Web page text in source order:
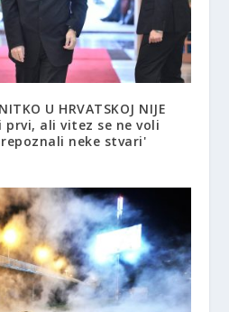
U HRVATSKOJ NIJE
prvi, ali vitez se ne voli
neke stvari'